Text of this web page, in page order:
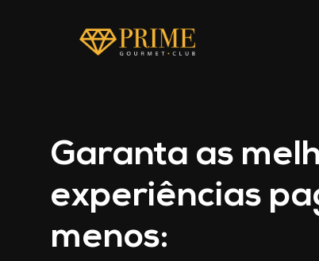
Garanta as
experiências
menos: